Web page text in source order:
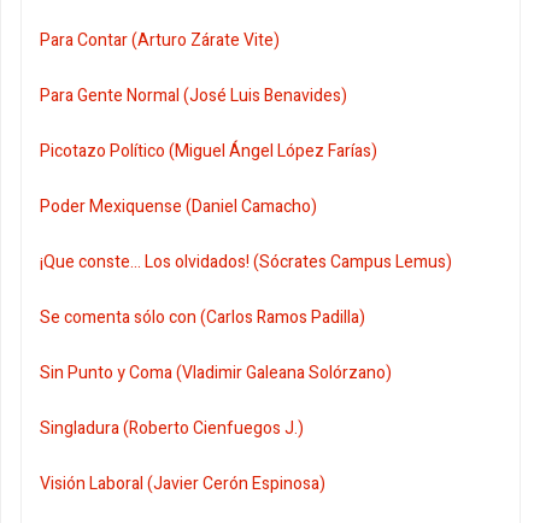
Para Contar (Arturo Zárate Vite)
Para Gente Normal (José Luis Benavides)
Picotazo Político (Miguel Ángel López Farías)
Poder Mexiquense (Daniel Camacho)
¡Que conste... Los olvidados! (Sócrates Campus Lemus)
Se comenta sólo con (Carlos Ramos Padilla)
Sin Punto y Coma (Vladimir Galeana Solórzano)
Singladura (Roberto Cienfuegos J.)
Visión Laboral (Javier Cerón Espinosa)